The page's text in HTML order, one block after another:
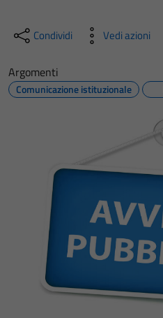
Condividi Vedi azioni
Argomenti
Comunicazione istituzionale